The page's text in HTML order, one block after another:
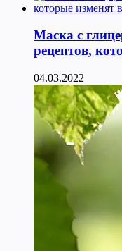
Маска с
рецептов,
04.03.2022